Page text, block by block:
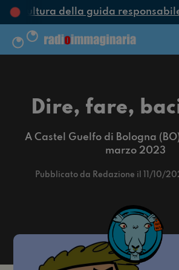
cultura della guida
Dire, fare,
A Castel Guelfo di Bologna
marzo 2023
Pubblicato da Redazione il 11/10/